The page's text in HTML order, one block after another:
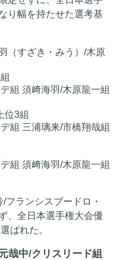
り幅を持たせた選考基
（すざき・みう）/木原
組 須﨑海羽/木原龍一組
位3組
組 三浦璃来/市橋翔哉組
組 須﨑海羽/木原龍一組
フランシスブードロ・
、全日本選手権大会優
ばれた。
哉中/クリスリード組